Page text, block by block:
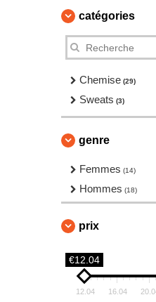
catégories
Chemise (29)
Sweats (3)
genre
Femmes (14)
Hommes (18)
prix
€12.04
12.04 16.04